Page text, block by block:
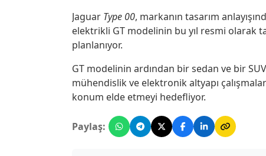
Jaguar Type 00, markanın tasarım
elektrikli GT modelinin bu yıl resmi olarak
planlanıyor.
GT modelinin ardından bir sedan ve bir
mühendislik ve elektronik altyapı
konum elde etmeyi hedefliyor.
Paylaş: